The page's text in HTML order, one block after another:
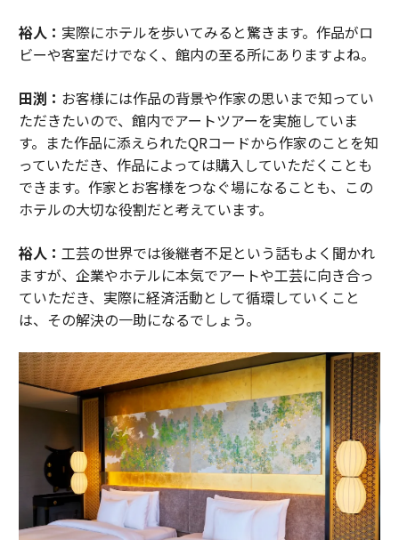
裕人： 実際にホテルを歩いてみると驚きます。作品がロ
ビーや客室だけでなく、館内の至る所にありますよね。
田渕： お客様には作品の背景や作家の思いまで知ってい
ただきたいので、館内でアートツアーを実施していま
す。また作品に添えられたQRコードから作家のことを知
っていただき、作品によっては購入していただくことも
できます。作家とお客様をつなぐ場になることも、この
ホテルの大切な役割だと考えています。
裕人： 工芸の世界では後継者不足という話もよく聞かれ
ますが、企業やホテルに本気でアートや工芸に向き合っ
ていただき、実際に経済活動として循環していくこと
は、その解決の一助になるでしょう。